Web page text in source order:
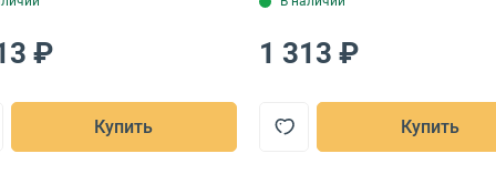
₽
Купить
1 313 ₽
Купить